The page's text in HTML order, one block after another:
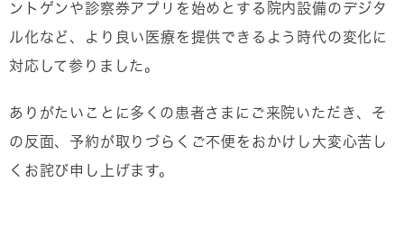
ントゲンや診察券アプリを始めとする院内設備のデジタ
ル化など、より良い医療を提供できるよう時代の変化に
対応して参りました。
ありがたいことに多くの患者さまにご来院いただき、そ
の反面、予約が取りづらくご不便をおかけし大変心苦し
くお詫び申し上げます。